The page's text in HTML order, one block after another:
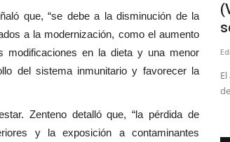
que, “se debe a la disminución de la
a la modernización, como el aumento
modificaciones en la dieta y una menor
del sistema inmunitario y favorecer la
Zenteno detalló que, “la pérdida de
y la exposición a contaminantes
condena a ex director de
del Ejército...
Julio 1, 2026 227
actúa como querellante en el caso, conocido como